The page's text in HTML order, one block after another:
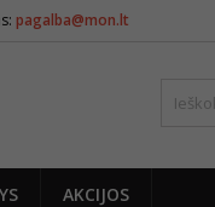
pagalba@mon.lt
AKCIJOS